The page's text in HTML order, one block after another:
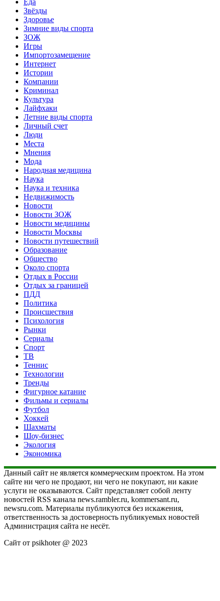
Еда
Звёзды
Здоровье
Зимние виды спорта
ЗОЖ
Игры
Импортозамещение
Интернет
Истории
Компании
Криминал
Культура
Лайфхаки
Летние виды спорта
Личный счет
Люди
Места
Мнения
Мода
Народная медицина
Наука
Наука и техника
Недвижимость
Новости
Новости ЗОЖ
Новости медицины
Новости Москвы
Новости путешествий
Образование
Общество
Около спорта
Отдых в России
Отдых за границей
ПДД
Политика
Происшествия
Психология
Рынки
Сериалы
Спорт
ТВ
Теннис
Технологии
Тренды
Фигурное катание
Фильмы и сериалы
Футбол
Хоккей
Шахматы
Шоу-бизнес
Экология
Экономика
Данный сайт не является коммерческим проектом. На этом
сайте ни чего не продают, ни чего не покупают, ни какие
услуги не оказываются. Сайт представляет собой ленту
новостей RSS канала news.rambler.ru, kommersant.ru,
newsru.com. Материалы публикуются без искажения,
ответственность за достоверность публикуемых новостей
Администрация сайта не несёт.
Сайт от psikhoter @ 2023